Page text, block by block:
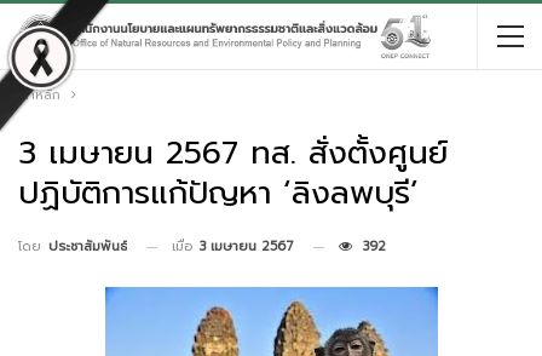
หน้าหลัก
3 เมษายน 2567 ทส. สั่งตั้งศูนย์
ปฏิบัติการแก้ปัญหา ‘ลิงลพบุรี’
โดย ประชาสัมพันธ์ เมื่อ 3 เมษายน 2567 392